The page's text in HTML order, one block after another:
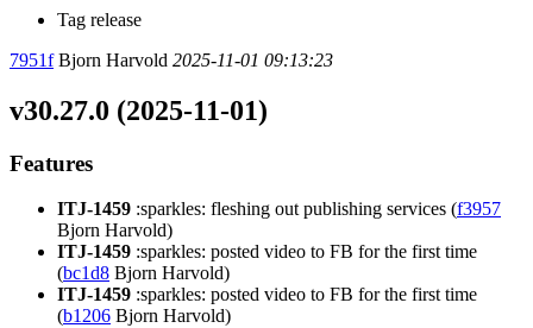
Tag release
7951fBjorn Harvold 2025-11-01 09:13:23
v30.27.0 (2025-11-01)
Features
ITJ-1459 :sparkles: fleshing out publishing services (f3957
Bjorn Harvold)
ITJ-1459 :sparkles: posted video to FB for the first time
(bc1d8 Bjorn Harvold)
ITJ-1459 :sparkles: posted video to FB for the first time
(b1206 Bjorn Harvold)